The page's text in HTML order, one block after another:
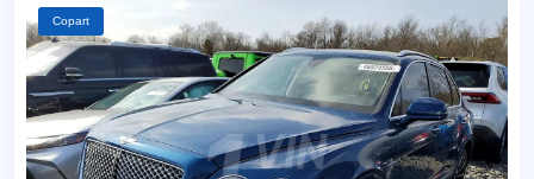
Copart